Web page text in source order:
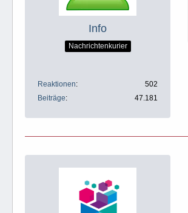
Info
Nachrichtenkurier
Reaktionen
502
Beiträge
47.181